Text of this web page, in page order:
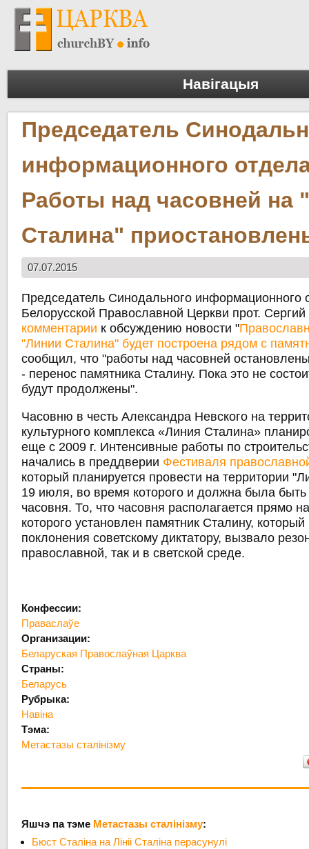
Навігацыя
Председатель
информационного
Работы над часовней на
Сталина"
07.07.2015
Председатель Синодального информационного
Белорусской Православной Церкви прот.
комментарии к обсуждению новости "
"Линии Сталина" будет построена рядом с
сообщил, что "работы над часовней
- перенос памятника Сталину. Пока это не
будут продолжены".
Часовню в честь Александра Невского на
культурного комплекса «Линия Сталина»
еще с 2009 г. Интенсивные работы по
начались в преддверии Фестиваля
который планируется провести на территории
19 июля, во время которого и должна была
часовня. То, что часовня располагается прямо
которого установлен памятник Сталину,
поклонения советскому диктатору, вызвало
православной, так и в светской среде.
Конфессии:
Праваслаўе
Организации:
Беларуская Правослаўная Царква
Страны:
Беларусь
Рубрыка:
Навіна
Тэма:
Метастазы сталінізму
Яшчэ па тэме Метастазы сталінізму:
Бюст Сталіна на Лініі Сталіна перасунулі